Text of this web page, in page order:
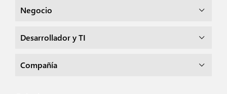
Negocio
Desarrollador y TI
Compañía